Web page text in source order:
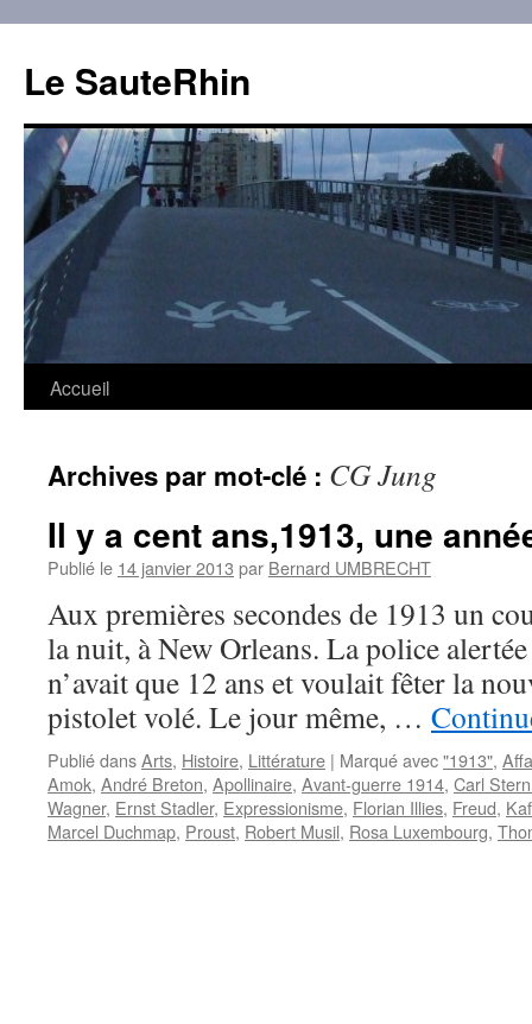
contenu
Le SauteRhin
Accueil
Archives par mot-clé : CG Jung
Il y a cent ans,1913, une
Publié le 14 janvier 2013 par Bernard UMBRECHT
Aux premières secondes de 1913 un
la nuit, à New Orleans. La police
n’avait que 12 ans et voulait fêter la
pistolet volé. Le jour même, …
Publié dansArts, Histoire, Littérature | Marqué avec"1913",
Amok, André Breton, Apollinaire, Avant-guerre 1914, Carl
Wagner, Ernst Stadler, Expressionisme, Florian Illies, Freud,
Marcel Duchmap, Proust, Robert Musil, Rosa Luxembourg,